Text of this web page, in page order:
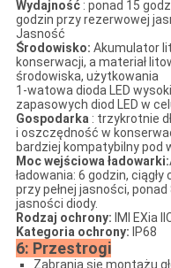
Wydajność : ponad 15
godzin przy rezerwowej
Jasność
Środowisko: Akumulator
konserwacji, a materiał
środowiska, użytkowania
1-watowa dioda LED
zapasowych diod LED w
Gospodarka : trzykrotnie
i oszczędność w
bardziej kompatybilny pod
Moc wejściowa ładowarki:
ładowania: 6 godzin,
przy pełnej jasności,
jasności diody.
Rodzaj ochrony: IMI EXia
Kategoria ochrony: IP68
6: Przestrogi
Zabrania się montażu